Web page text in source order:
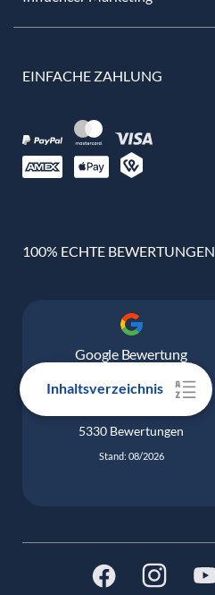
Inhaltsverzeichnis
EINFACHE ZAHLUNG
100% ECHTE BEWERTUNGEN
Google Bewertung
4.9
5330 Bewertungen
Stand: 08/2026